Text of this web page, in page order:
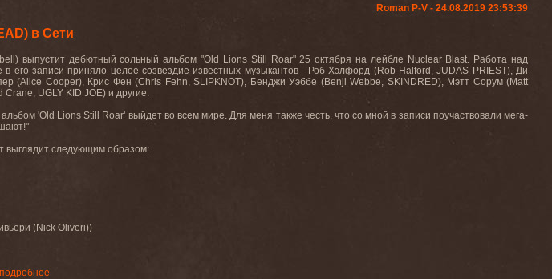
Roman P-V - 24.08.2019 23:53:39
в Сети
выпустит дебютный сольный альбом "Old Lions Still Roar"25октября на лейбле Nuclear Blast. Работа над
в его записи приняло целое созвездие известных музыкантов - Роб Хэлфорд (Rob Halford, JUDAS PRIEST), Ди
(Alice Cooper), Крис Фен (Chris Fehn, SLIPKNOT), Бенджи Уэббе (Benji Webbe, SKINDRED), Мэтт Сорум (Matt
UGLY KID JOE) и другие.
'Old Lions Still Roar' выйдет во всем мире. Для меня также честь, что со мной в записи поучаствовали мега-
!"
выглядит следующим образом:
(Nick Oliveri))
подробнее